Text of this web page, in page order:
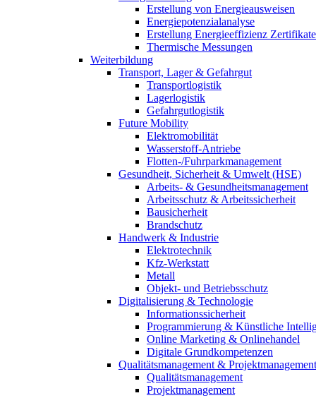
Erstellung von Energieausweisen
Energiepotenzialanalyse
Erstellung Energieeffizienz Zertifikate
Thermische Messungen
Weiterbildung
Transport, Lager & Gefahrgut
Transportlogistik
Lagerlogistik
Gefahrgutlogistik
Future Mobility
Elektromobilität
Wasserstoff-Antriebe
Flotten-/Fuhrparkmanagement
Gesundheit, Sicherheit & Umwelt (HSE)
Arbeits- & Gesundheitsmanagement
Arbeitsschutz & Arbeitssicherheit
Bausicherheit
Brandschutz
Handwerk & Industrie
Elektrotechnik
Kfz-Werkstatt
Metall
Objekt- und Betriebsschutz
Digitalisierung & Technologie
Informationssicherheit
Programmierung & Künstliche
Online Marketing & Onlinehandel
Digitale Grundkompetenzen
Qualitätsmanagement & Projektmanagement
Qualitätsmanagement
Projektmanagement